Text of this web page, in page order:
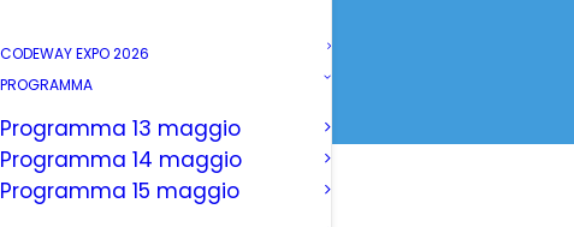
CODEWAY EXPO 2026
PROGRAMMA
Programma 13 maggio
Programma 14 maggio
Programma 15 maggio